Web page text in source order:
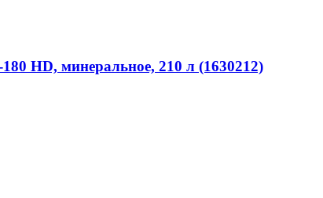
HD, минеральное, 210 л (1630212)